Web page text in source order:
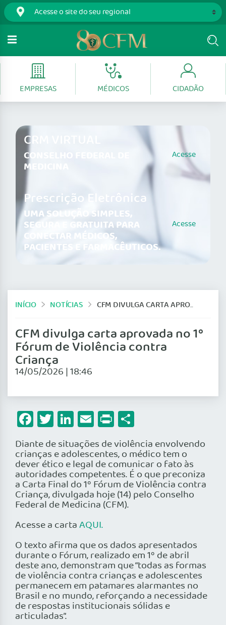
EMPRESAS MÉDICOS CIDADÃO
CRM VIRTUAL
CONSELHO FEDERAL DE
MEDICINA
Acesse
Prescrição Eletrônica
UMA SOLUÇÃO SIMPLES,
SEGURA E GRATUITA PARA
CONECTAR MÉDICOS,
PACIENTES E FARMACÊUTICOS.
Acesse
INÍCIO NOTÍCIAS CFM DIVULGA CARTA APROVADA NO 1º FÓRUM DE VIOLÊNCIA CONTRA CRIANÇA
CFM divulga carta aprovada no 1º
Fórum de Violência contra
Criança
14/05/2026 | 18:46
Facebook
Twitter
LinkedIn
Email
Print
Diante de situações de violência envolvendo
crianças e adolescentes, o médico tem o
dever ético e legal de comunicar o fato às
autoridades competentes. É o que preconiza
a Carta Final do 1º Fórum de Violência contra
Criança, divulgada hoje (14) pelo Conselho
Federal de Medicina (CFM).
Acesse a cartaAQUI.
O texto afirma que os dados apresentados
durante o Fórum, realizado em 1º de abril
deste ano, demonstram que “todas as formas
de violência contra crianças e adolescentes
permanecem em patamares alarmantes no
Brasil e no mundo, reforçando a necessidade
de respostas institucionais sólidas e
articuladas”.